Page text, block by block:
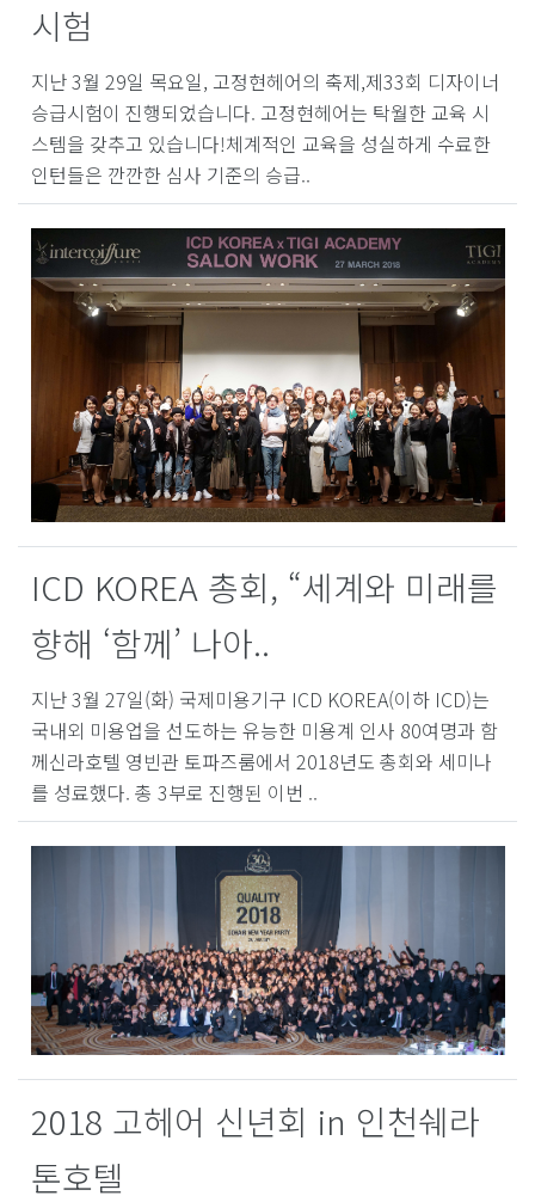
시험
지난 3월 29일 목요일, 고정현헤어의 축제,제33회 디자이너
승급시험이 진행되었습니다. 고정현헤어는 탁월한 교육 시
스템을 갖추고 있습니다!체계적인 교육을 성실하게 수료한
인턴들은 깐깐한 심사 기준의 승급..
ICD KOREA 총회, “세계와 미래를
향해 ‘함께’ 나아..
지난 3월 27일(화) 국제미용기구 ICD KOREA(이하 ICD)는
국내외 미용업을 선도하는 유능한 미용계 인사 80여명과 함
께신라호텔 영빈관 토파즈룸에서 2018년도 총회와 세미나
를 성료했다. 총 3부로 진행된 이번 ..
2018 고헤어 신년회 in 인천쉐라
톤호텔